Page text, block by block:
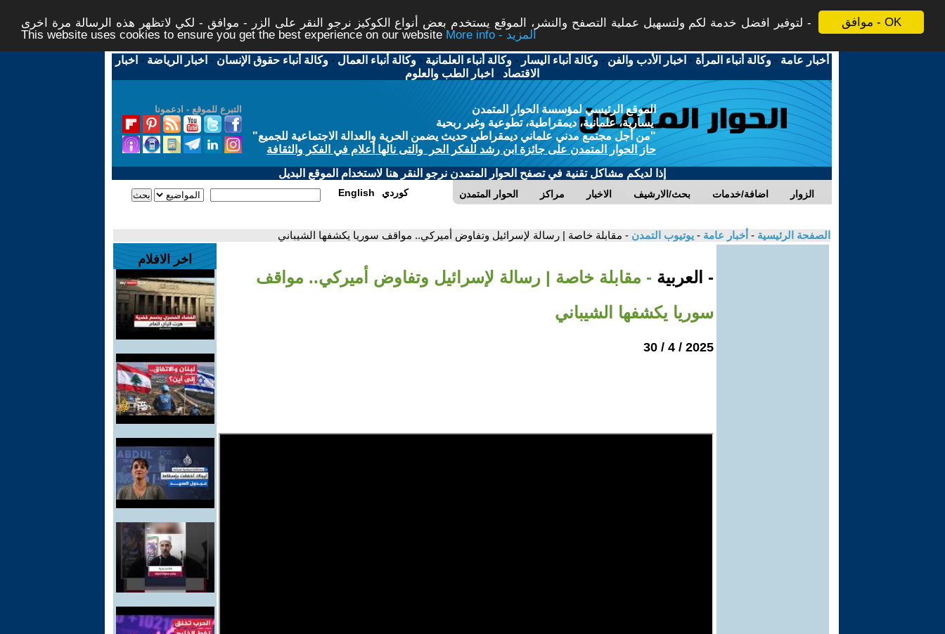
موافق - OK
لتوفير افضل خدمة لكم ولتسهيل عملية التصفح والنشر، الموقع يستخدم بعض أنواع الكوكيز نرجو النقر على الزر - موافق - لكي لاتظهر هذه الرسالة مرة اخرى -
This website uses cookies to ensure you get the best experience on our website
More info - المزيد
أخبار عامة -وكالة أنباء المرأة - اخبار الأدب والفن -وكالة أنباء اليسار -وكالة أنباء العلمانية -وكالة أنباء العمال -وكالة أنباء حقوق الإنسان - اخبار الرياضة - اخبار
الاقتصاد - اخبار الطب والعلوم
التبرع للموقع - ادعمونا
الموقع الرئيسي لمؤسسة الحوار المتمدن
يسارية، علمانية، ديمقراطية، تطوعية وغير ربحية
"من أجل مجتمع مدني علماني ديمقراطي حديث يضمن الحرية والعدالة الاجتماعية للجميع"
حاز الحوار المتمدن على جائزة ابن رشد للفكر الحر والتى نالها أعلام في الفكر والثقافة
إذا لديكم مشاكل تقنية في تصفح الحوار المتمدن نرجو النقر هنا لاستخدام الموقع البديل
الحوار المتمدن مراكز الاخبار بحث/الارشيف اضافة/خدمات الزوار English كوردي
الصفحة الرئيسية - أخبار عامة - يوتيوب التمدن - مقابلة خاصة | رسالة لإسرائيل وتفاوض أميركي.. مواقف سوريا يكشفها الشيباني
- العربية - مقابلة خاصة | رسالة لإسرائيل وتفاوض أميركي.. مواقف
سوريا يكشفها الشيباني
2025 / 4 / 30
اخر الافلام